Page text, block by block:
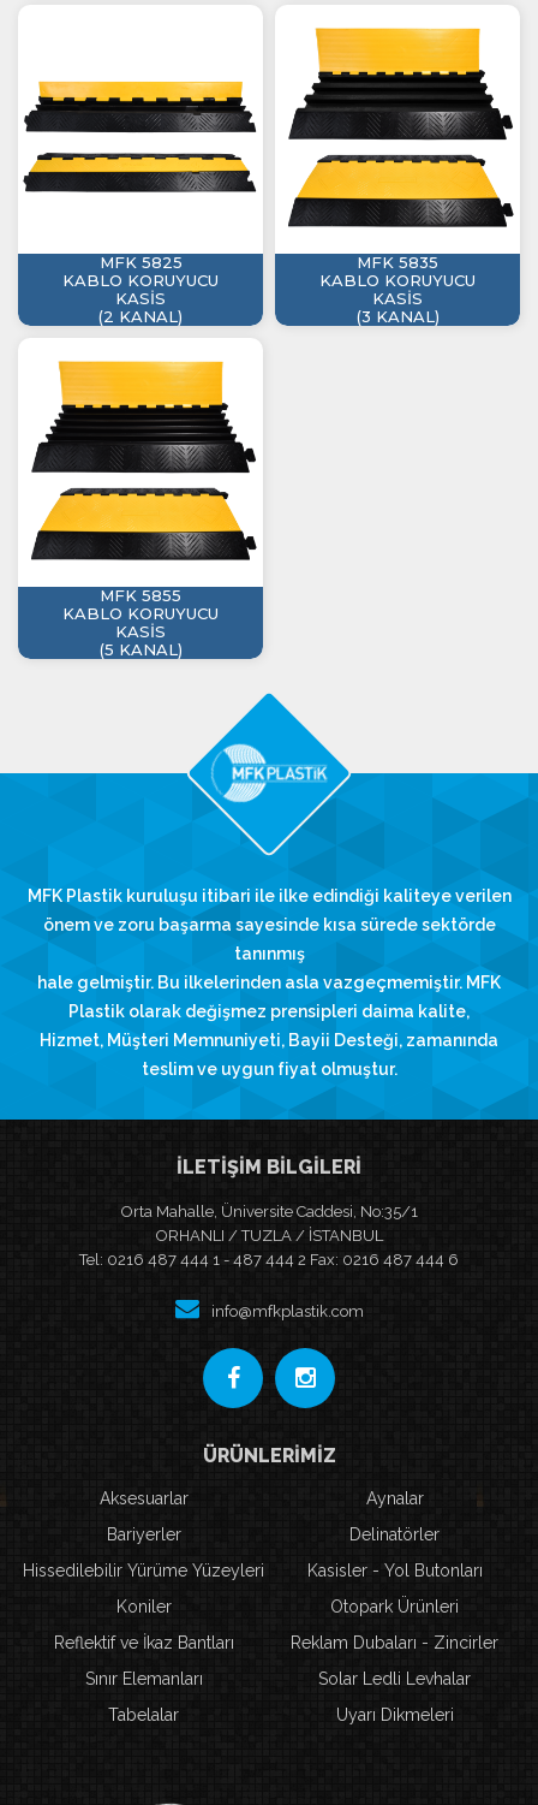
MFK 5825
KABLO KORUYUCU
KASİS
(2 KANAL)
MFK 5835
KABLO KORUYUCU
KASİS
(3 KANAL)
MFK 5855
KABLO KORUYUCU
KASİS
(5 KANAL)
MFK Plastik kuruluşu itibari ile ilke edindiği kaliteye verilen
önem ve zoru başarma sayesinde kısa sürede sektörde
tanınmış
hale gelmiştir. Bu ilkelerinden asla vazgeçmemiştir. MFK
Plastik olarak değişmez prensipleri daima kalite,
Hizmet, Müşteri Memnuniyeti, Bayii Desteği, zamanında
teslim ve uygun fiyat olmuştur.
İLETİŞİM BİLGİLERİ
Orta Mahalle, Üniversite Caddesi, No:35/1
ORHANLI / TUZLA / İSTANBUL
Tel: 0216 487 444 1 - 487 444 2 Fax: 0216 487 444 6
info@mfkplastik.com
ÜRÜNLERİMİZ
Aksesuarlar
Aynalar
Bariyerler
Delinatörler
Hissedilebilir Yürüme Yüzeyleri
Kasisler - Yol Butonları
Koniler
Otopark Ürünleri
Reflektif ve İkaz Bantları
Reklam Dubaları - Zincirler
Sınır Elemanları
Solar Ledli Levhalar
Tabelalar
Uyarı Dikmeleri